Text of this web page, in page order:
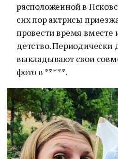
расположенной в
сих пор актрисы
провести время вместе
детство. Периодически
выкладывают свои
фото в *****.